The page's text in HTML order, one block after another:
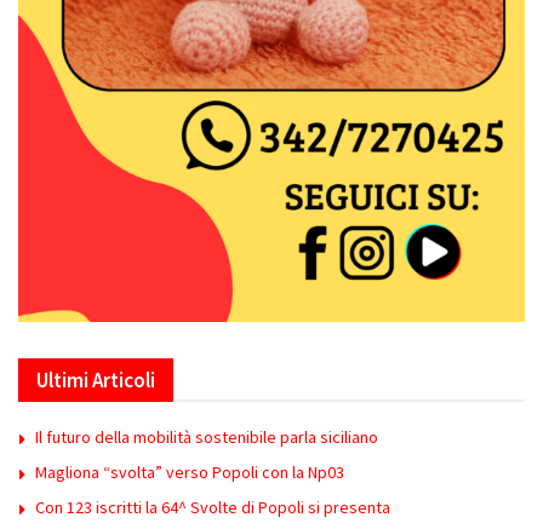
Ultimi Articoli
Il futuro della mobilità sostenibile parla siciliano
Magliona “svolta” verso Popoli con la Np03
Con 123 iscritti la 64^ Svolte di Popoli si presenta